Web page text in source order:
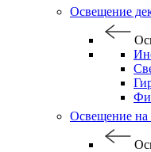
Освещение
Освещение на